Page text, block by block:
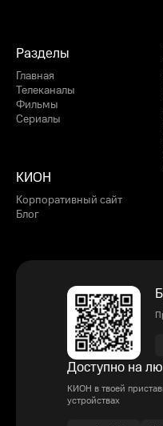
Разделы
Главная
Телеканалы
Фильмы
Сериалы
КИОН
Корпоративный сайт
Блог
Доступно на
КИОН в твоей
устройствах